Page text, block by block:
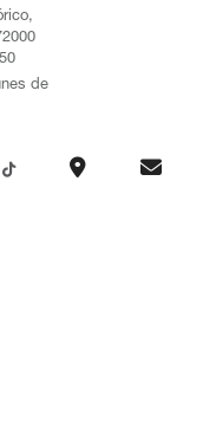
de